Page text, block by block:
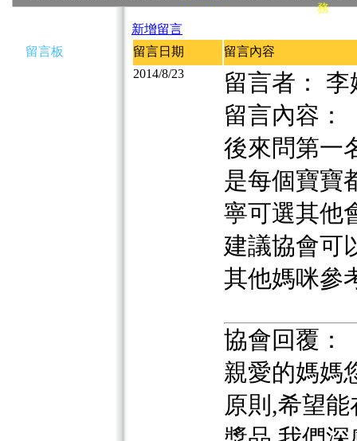
務
留言板
新增留言
留言日期
留言內容
2014/8/23
留言者： 李
留言內容：
後來問第一
是每個寶寶
寧可選其他
建議協會可
其他媽咪參
協會回覆：
親愛的媽媽
原則,希望